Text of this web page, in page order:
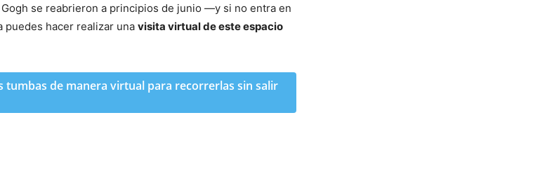
se reabrieron a principios de junio —y si no entra en
puedes hacer realizar una visita virtual de este espacio
tumbas de manera virtual para recorrerlas sin salir